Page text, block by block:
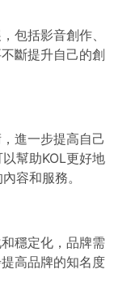
包括影音創作、
斷提升自己的創
進一步提高自己
幫助KOL更好地
容和服務。
穩定化，品牌需
高品牌的知名度